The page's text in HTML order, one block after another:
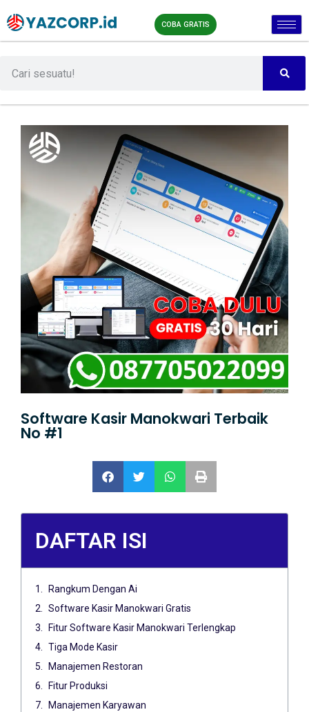
COBA GRATIS
Software Kasir Manokwari Terbaik
No #1
DAFTAR ISI
Rangkum Dengan Ai
Software Kasir Manokwari Gratis
Fitur Software Kasir Manokwari Terlengkap
Tiga Mode Kasir
Manajemen Restoran
Fitur Produksi
Manajemen Karyawan